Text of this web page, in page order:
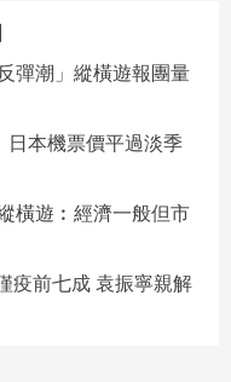
彈潮」縱橫遊報團量
日本機票價平過淡季
橫遊︰經濟一般但市
疫前七成 袁振寧親解